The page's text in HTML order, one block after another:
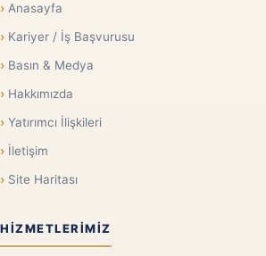
Anasayfa
Kariyer / İş Başvurusu
Basın & Medya
Hakkımızda
Yatırımcı İlişkileri
İletişim
Site Haritası
HIZMETLERIMIZ